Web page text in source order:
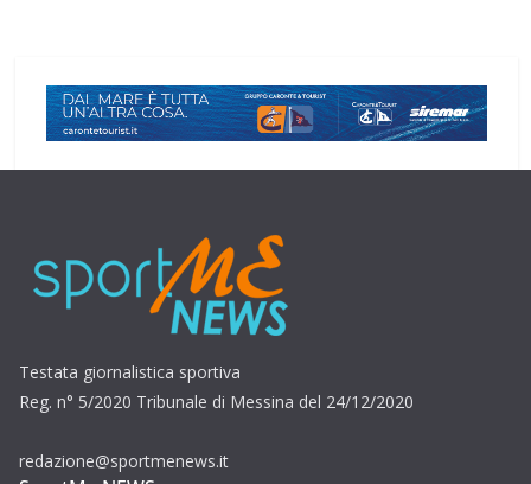
Testata giornalistica sportiva
Reg. n° 5/2020 Tribunale di Messina del 24/12/2020
redazione@sportmenews.it